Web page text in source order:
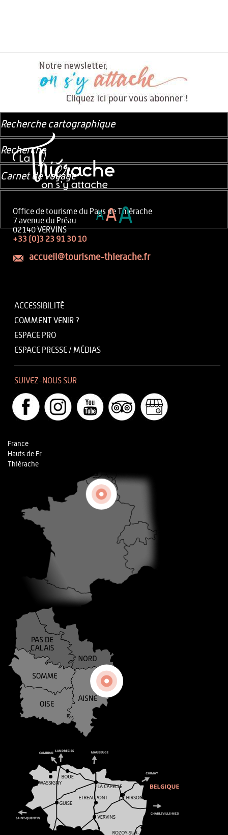
Office de tourisme du Pays de Thiérache
7 avenue du Préau
02140 VERVINS
+33 (0)3 23 91 30 10
accueil@tourisme-thierache.fr
ACCESSIBILITÉ
COMMENT VENIR ?
ESPACE PRO
ESPACE PRESSE / MÉDIAS
SUIVEZ-NOUS SUR
France
Hauts de Fr
Thiérache
Recherche cartographique
Recherche
Carnet de voyage
AAA